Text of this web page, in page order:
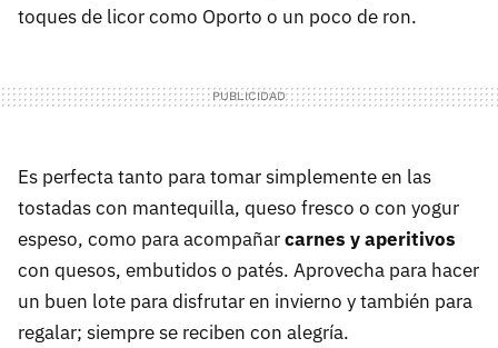
toques de licor como Oporto o un poco de ron.
Es perfecta tanto para tomar simplemente en las
tostadas con mantequilla, queso fresco o con yogur
espeso, como para acompañarcarnes y aperitivos
con quesos, embutidos o patés. Aprovecha para hacer
un buen lote para disfrutar en invierno y también para
regalar; siempre se reciben con alegría.